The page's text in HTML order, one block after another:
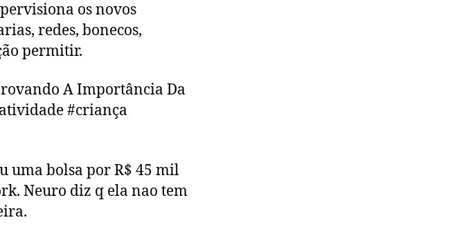
os novos
redes, bonecos,
permitir.
A Importância Da
#criança
uma bolsa por R$ 45 mil
Neuro diz q ela nao tem